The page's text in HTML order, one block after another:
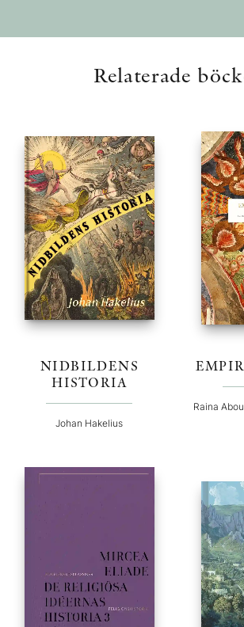
Relaterade
NIDBILDENS
HISTORIA
Johan Hakelius
Raina